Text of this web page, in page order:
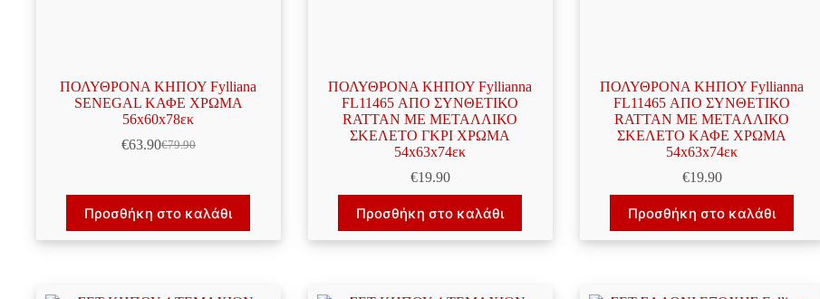
ΠΟΛΥΘΡΟΝΑ ΚΗΠΟΥ Fylliana
SENEGAL ΚΑΦΕ ΧΡΩΜΑ
56x60x78εκ
€79.90
Original
€63.90Η
€63.90.
Προσθήκη στο καλάθι
ΠΟΛΥΘΡΟΝΑ ΚΗΠΟΥ Fyllianna
FL11465 ΑΠΟ ΣΥΝΘΕΤΙΚΟ
RATTAN MΕ ΜΕΤΑΛΛΙΚΟ
ΣΚΕΛΕΤΟ ΓΚΡΙ ΧΡΩΜΑ
54x63x74εκ
€19.90
Προσθήκη στο καλάθι
ΠΟΛΥΘΡΟΝΑ ΚΗΠΟΥ Fyllianna
FL11465 ΑΠΟ ΣΥΝΘΕΤΙΚΟ
RATTAN MΕ ΜΕΤΑΛΛΙΚΟ
ΣΚΕΛΕΤΟ ΚΑΦΕ ΧΡΩΜΑ
54x63x74εκ
€19.90
Προσθήκη στο καλάθι